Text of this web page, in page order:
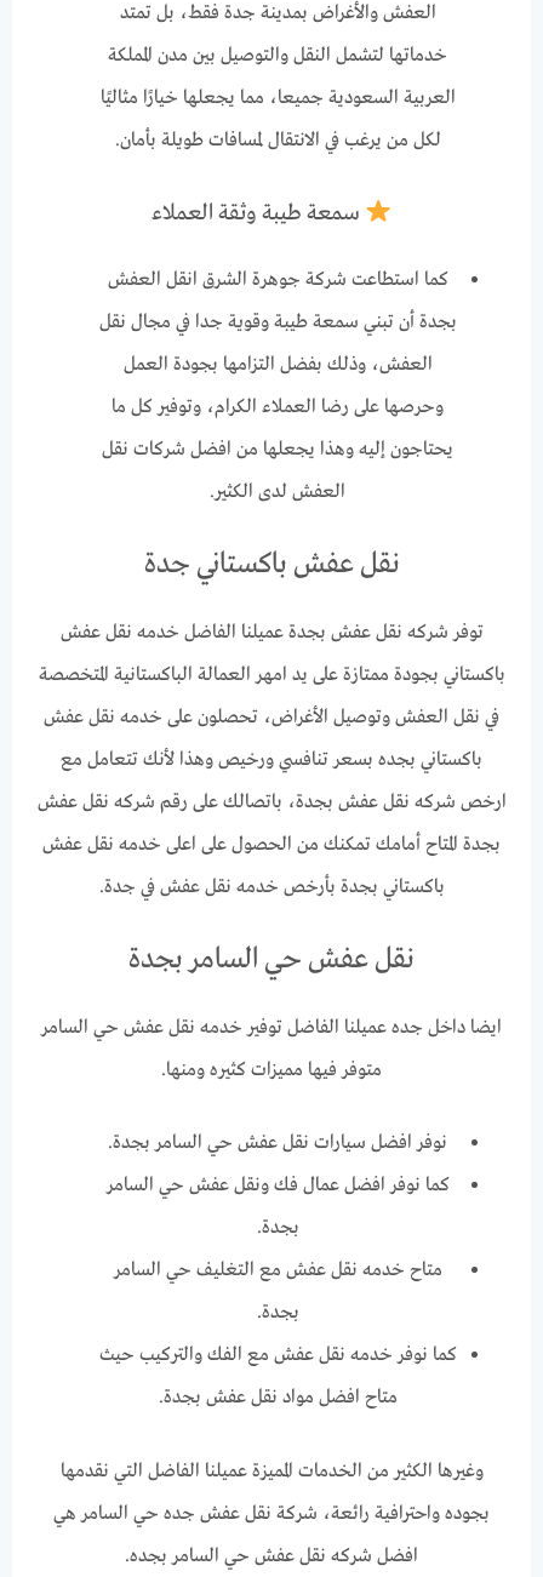
العفش والأغراض بمدينة جدة فقط، بل تمتد
خدماتها لتشمل النقل والتوصيل بين مدن المملكة
العربية السعودية جميعا، مما يجعلها خيارًا مثاليًا
لكل من يرغب في الانتقال لمسافات طويلة بأمان.
سمعة طيبة وثقة العملاء
كما استطاعت شركة جوهرة الشرق انقل العفش
بجدة أن تبني سمعة طيبة وقوية جدا في مجال نقل
العفش، وذلك بفضل التزامها بجودة العمل
وحرصها على رضا العملاء الكرام، وتوفير كل ما
يحتاجون إليه وهذا يجعلها من افضل شركات نقل
العفش لدى الكثير.
نقل عفش باكستاني جدة
توفر شركه نقل عفش بجدة عميلنا الفاضل خدمه نقل عفش
باكستاني بجودة ممتازة على يد امهر العمالة الباكستانية المتخصصة
في نقل العفش وتوصيل الأغراض، تحصلون على خدمه نقل عفش
باكستاني بجده بسعر تنافسي ورخيص وهذا لأنك تتعامل مع
ارخص شركه نقل عفش بجدة، باتصالك على رقم شركه نقل عفش
بجدة المتاح أمامك تمكنك من الحصول على اعلى خدمه نقل عفش
باكستاني بجدة بأرخص خدمه نقل عفش في جدة.
نقل عفش حي السامر بجدة
ايضا داخل جده عميلنا الفاضل توفير خدمه نقل عفش حي السامر
متوفر فيها مميزات كثيره ومنها.
نوفر افضل سيارات نقل عفش حي السامر بجدة.
كما نوفر افضل عمال فك ونقل عفش حي السامر
بجدة.
متاح خدمه نقل عفش مع التغليف حي السامر
بجدة.
كما نوفر خدمه نقل عفش مع الفك والتركيب حيث
متاح افضل مواد نقل عفش بجدة.
وغيرها الكثير من الخدمات المميزة عميلنا الفاضل التي نقدمها
بجوده واحترافية رائعة، شركة نقل عفش جده حي السامر هي
افضل شركه نقل عفش حي السامر بجده.